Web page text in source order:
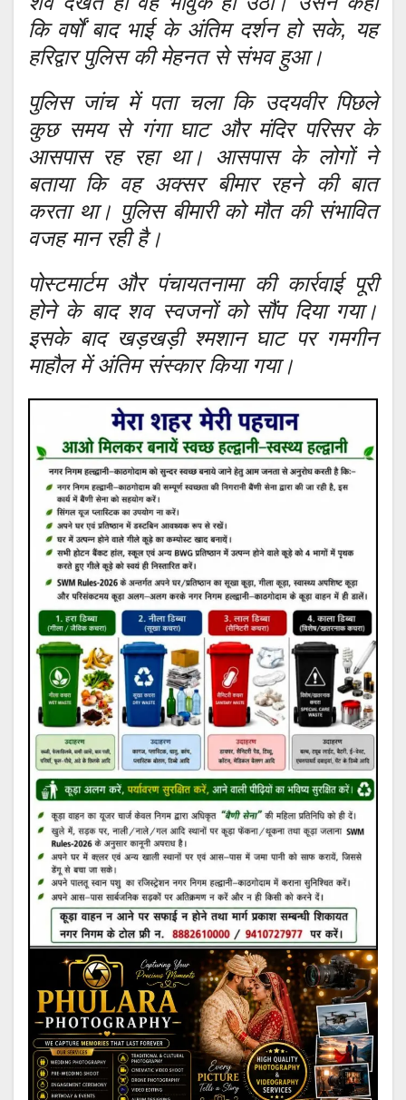
कि वर्षों बाद भाई के अंतिम दर्शन हो सके, यह
हरिद्वार पुलिस की मेहनत से संभव हुआ।
पुलिस जांच में पता चला कि उदयवीर पिछले
कुछ समय से गंगा घाट और मंदिर परिसर के
आसपास रह रहा था। आसपास के लोगों ने
बताया कि वह अक्सर बीमार रहने की बात
करता था। पुलिस बीमारी को मौत की संभावित
वजह मान रही है।
पोस्टमार्टम और पंचायतनामा की कार्रवाई पूरी
होने के बाद शव स्वजनों को सौंप दिया गया।
इसके बाद खड़खड़ी श्मशान घाट पर गमगीन
माहौल में अंतिम संस्कार किया गया।